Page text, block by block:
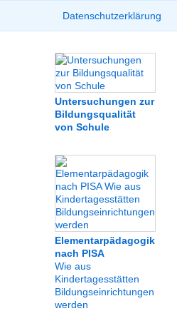
Datenschutzerklärung
Untersuchungen zur
Bildungsqualität
von Schule
Elementarpädagogik
nach PISA
Wie aus
Kindertagesstätten
Bildungseinrichtungen
werden